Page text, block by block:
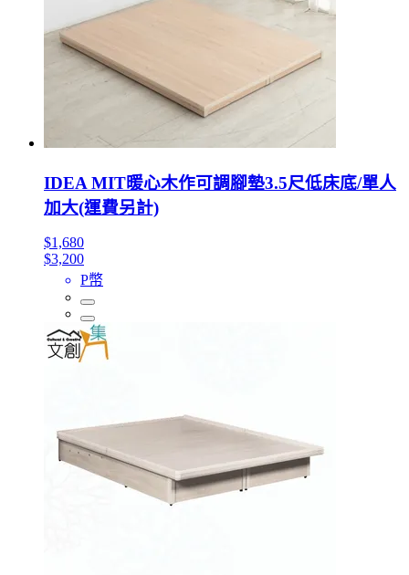
IDEA MIT暖心木作可調腳墊3.5尺低床底/單人
加大(運費另計)
$1,680
$3,200
P幣